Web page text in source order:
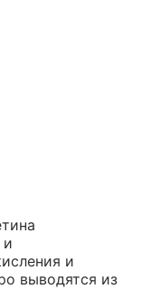
и
и
выводятся из